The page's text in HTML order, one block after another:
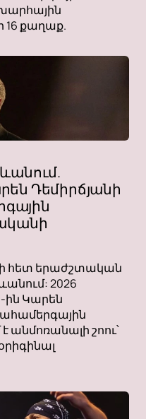
16 քաղաք.
Դեմիրճյանի
հետ երաժշտական
2026
ին Կարեն
անմոռանալի շոու՝